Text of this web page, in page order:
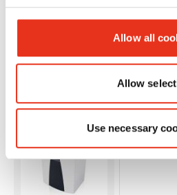
Allow all
Allow
Use necessary
SECURIO
30 mm
1913121